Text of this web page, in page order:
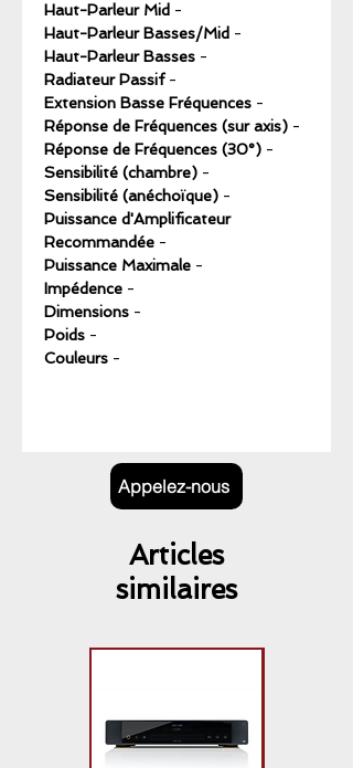
Haut-Parleur Mid -
Haut-Parleur Basses/Mid -
Haut-Parleur Basses -
Radiateur Passif-
Extension Basse Fréquences -
Réponse de Fréquences (sur axis) -
Réponse de Fréquences (30°) -
Sensibilité (chambre) -
Sensibilité (anéchoïque) -
Puissance d'Amplificateur
Recommandée -
Puissance Maximale -
Impédence -
Dimensions -
Poids -
Couleurs -
Appelez-nous
Articles
similaires